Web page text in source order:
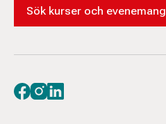
Sök kurser och evenemang
Besök oss på facebook
Besök oss på instagram
Besök oss på linkedin